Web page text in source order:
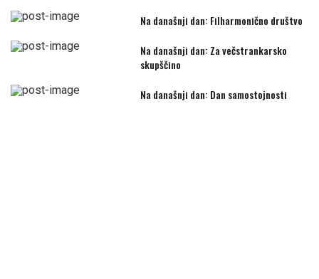
Na današnji dan: Filharmonično društvo
Na današnji dan: Za večstrankarsko
skupščino
Na današnji dan: Dan samostojnosti